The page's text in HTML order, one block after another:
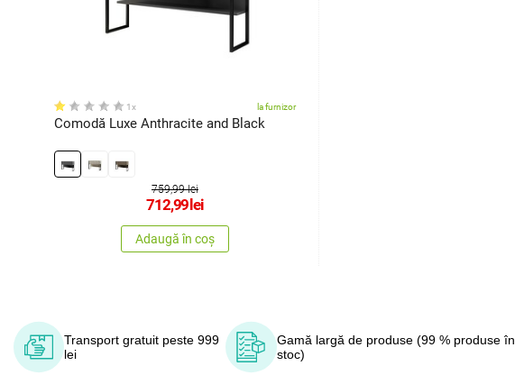
1x la furnizor
Comodă Luxe Anthracite and Black
759,99 lei
712,99lei
Adaugă în coș
Transport gratuit peste 999
lei
Gamă largă de produse (99 % produse în
stoc)